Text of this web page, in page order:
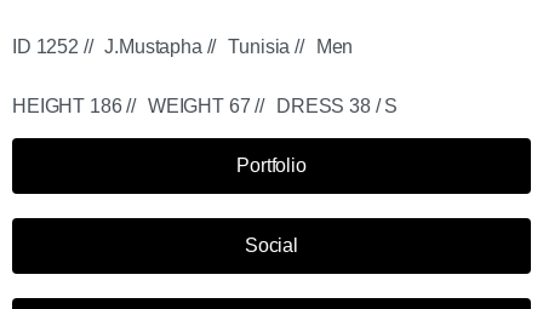
ID 1252 // J.Mustapha // Tunisia // Men
HEIGHT 186 // WEIGHT 67 // DRESS 38 / S
Portfolio
Social